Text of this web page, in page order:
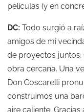
películas (y en
DC: Todo surgió a
amigos de mi
de proyectos juntos.
obra cercana. Una
Don Coscarelli
construimos una
aire caliente.